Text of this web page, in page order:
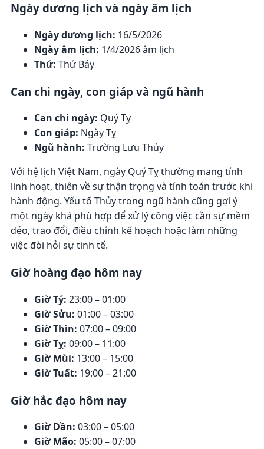
Ngày dương lịch và ngày âm lịch
Ngày dương lịch: 16/5/2026
Ngày âm lịch: 1/4/2026 âm lịch
Thứ: Thứ Bảy
Can chi ngày, con giáp và ngũ hành
Can chi ngày: Quý Tỵ
Con giáp: Ngày Tỵ
Ngũ hành: Trường Lưu Thủy
Với hệ lịch Việt Nam, ngày Quý Tỵ thường mang tính
linh hoạt, thiên về sự thận trọng và tính toán trước khi
hành động. Yếu tố Thủy trong ngũ hành cũng gợi ý
một ngày khá phù hợp để xử lý công việc cần sự mềm
dẻo, trao đổi, điều chỉnh kế hoạch hoặc làm những
việc đòi hỏi sự tinh tế.
Giờ hoàng đạo hôm nay
Giờ Tý: 23:00 – 01:00
Giờ Sửu: 01:00 – 03:00
Giờ Thìn: 07:00 – 09:00
Giờ Tỵ: 09:00 – 11:00
Giờ Mùi: 13:00 – 15:00
Giờ Tuất: 19:00 – 21:00
Giờ hắc đạo hôm nay
Giờ Dần: 03:00 – 05:00
Giờ Mão: 05:00 – 07:00